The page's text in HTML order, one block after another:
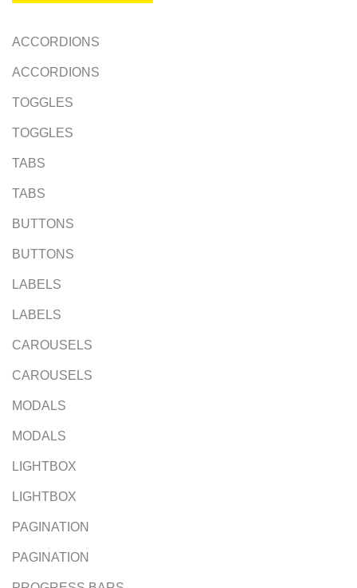
ACCORDIONS
ACCORDIONS
TOGGLES
TOGGLES
TABS
TABS
BUTTONS
BUTTONS
LABELS
LABELS
CAROUSELS
CAROUSELS
MODALS
MODALS
LIGHTBOX
LIGHTBOX
PAGINATION
PAGINATION